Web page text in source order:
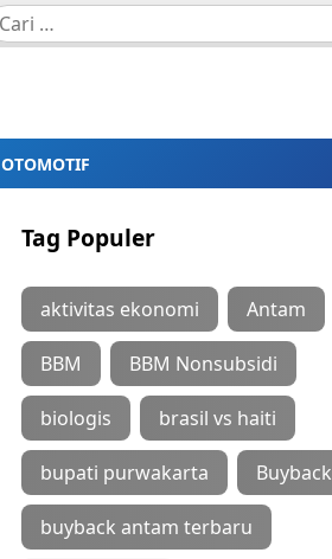
OTOMOTIF
Tag Populer
aktivitas ekonomi Antam
BBM BBM Nonsubsidi
biologis brasil vs haiti
bupati purwakarta Buyback
buyback antam terbaru